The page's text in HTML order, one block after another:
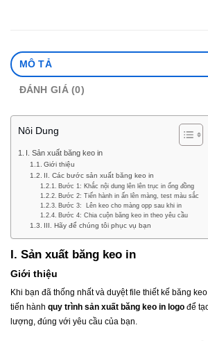
MÔ TẢ
ĐÁNH GIÁ (0)
Nôi Dung
I. Sản xuất băng keo in
Giới thiệu
II. Các bước sản xuất băng keo in
Bước 1: Khắc nội dung lên lên trục in ống đồng
Bước 2: Tiến hành in ấn lên màng, test màu sắc
Bước 3: Lên keo cho màng opp sau khi in
Bước 4: Chia cuộn băng keo in theo yêu cầu
III. Hãy để chúng tôi phục vụ bạn
I. Sản xuất băng keo in
Giới thiệu
Khi bạn đã thống nhất và duyệt file thiết kế băng
tiến hành quy trình sản xuất băng keo in logo để
lượng, đúng với yêu cầu của bạn.